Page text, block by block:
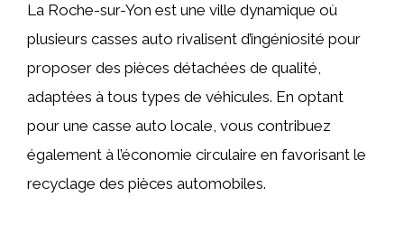
La Roche-sur-Yon est une ville dynamique où
plusieurs casses auto rivalisent d’ingéniosité pour
proposer des pièces détachées de qualité,
adaptées à tous types de véhicules. En optant
pour une casse auto locale, vous contribuez
également à l’économie circulaire en favorisant le
recyclage des pièces automobiles.